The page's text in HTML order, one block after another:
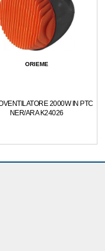
ORIEME
2000W IN PTC
NER/ARA K24026